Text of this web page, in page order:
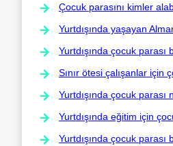
Çocuk parasını kimler
Yurtdışında yaşayan
Yurtdışında çocuk parası
Sınır ötesi çalışanlar için
Yurtdışında çocuk parası
Yurtdışında eğitim için
Yurtdışında çocuk